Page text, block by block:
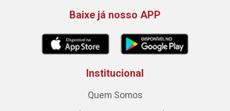
Baixe já nosso APP
Institucional
Quem Somos